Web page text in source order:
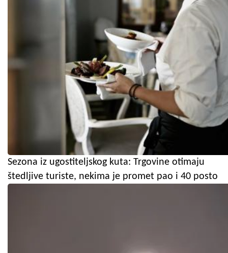
Sezona iz ugostiteljskog kuta: Trgovine otimaju
štedljive turiste, nekima je promet pao i 40 posto